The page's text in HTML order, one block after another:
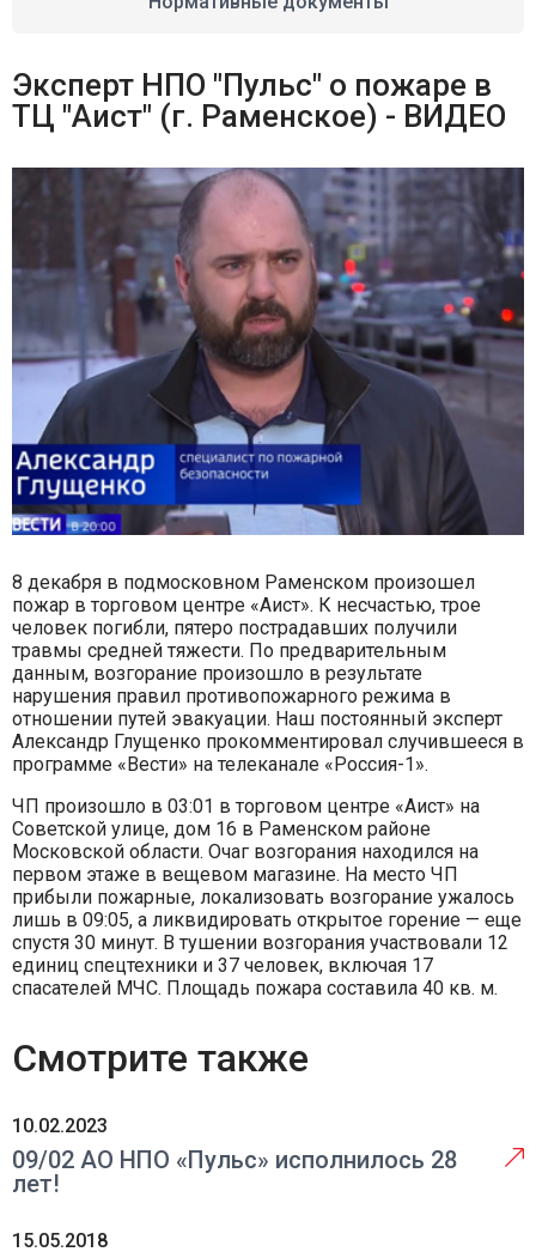
Эксперт НПО "Пульс" о пожаре в
ТЦ "Аист" (г. Раменское) - ВИДЕО
8 декабря в подмосковном Раменском произошел
пожар в торговом центре «Аист». К несчастью, трое
человек погибли, пятеро пострадавших получили
травмы средней тяжести. По предварительным
данным, возгорание произошло в результате
нарушения правил противопожарного режима в
отношении путей эвакуации. Наш постоянный эксперт
Александр Глущенко прокомментировал случившееся в
программе «Вести» на телеканале «Россия-1».
ЧП произошло в 03:01 в торговом центре «Аист» на
Советской улице, дом 16 в Раменском районе
Московской области. Очаг возгорания находился на
первом этаже в вещевом магазине. На место ЧП
прибыли пожарные, локализовать возгорание ужалось
лишь в 09:05, а ликвидировать открытое горение — еще
спустя 30 минут. В тушении возгорания участвовали 12
единиц спецтехники и 37 человек, включая 17
спасателей МЧС. Площадь пожара составила 40 кв. м.
Смотрите также
10.02.2023
09/02 АО НПО «Пульс» исполнилось 28
лет!
15.05.2018